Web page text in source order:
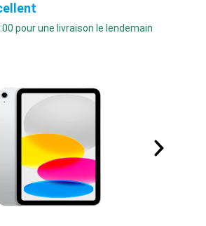
pour une livraison le lendemain